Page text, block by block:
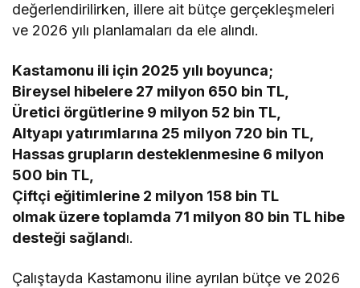
değerlendirilirken, illere ait bütçe gerçekleşmeleri
ve 2026 yılı planlamaları da ele alındı.
Kastamonu ili için 2025 yılı boyunca;
Bireysel hibelere 27 milyon 650 bin TL,
Üretici örgütlerine 9 milyon 52 bin TL,
Altyapı yatırımlarına 25 milyon 720 bin TL,
Hassas grupların desteklenmesine 6 milyon
500 bin TL,
Çiftçi eğitimlerine 2 milyon 158 bin TL
olmak üzere toplamda 71 milyon 80 bin TL hibe
desteği sağlandı.
Çalıştayda Kastamonu iline ayrılan bütçe ve 2026